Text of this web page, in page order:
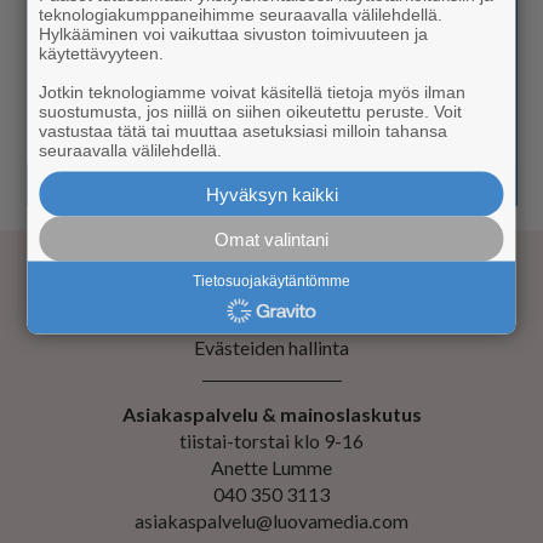
Kustantaja Luova Media Oy
Evästeiden hallinta
Asiakaspalvelu & mainoslaskutus
tiistai-torstai klo 9-16
Anette Lumme
040 350 3113
asiakaspalvelu@luovamedia.com
teknologiakumppaneihimme seuraavalla välilehdellä.
Hylkääminen voi vaikuttaa sivuston toimivuuteen ja
käytettävyyteen.
Jotkin teknologiamme voivat käsitellä tietoja myös ilman
suostumusta, jos niillä on siihen oikeutettu peruste. Voit
vastustaa tätä tai muuttaa asetuksiasi milloin tahansa
seuraavalla välilehdellä.
Hyväksyn kaikki
Omat valintani
Tietosuojakäytäntömme